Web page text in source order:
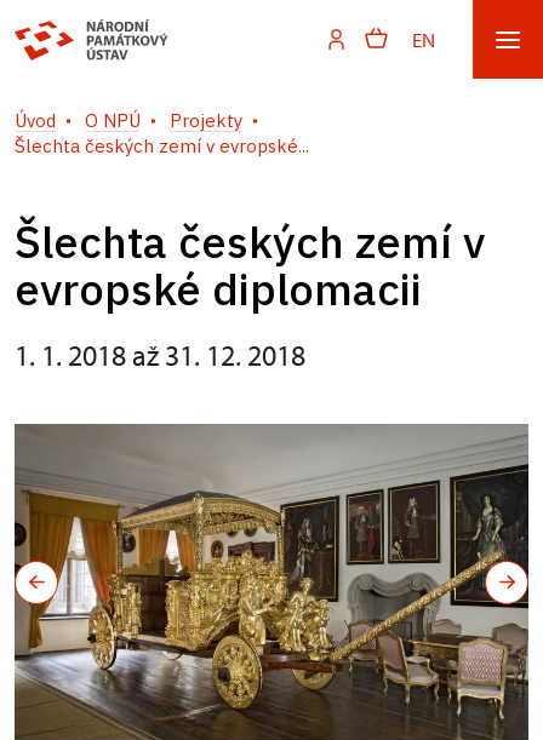
EN
Úvod O NPÚ
Projekty
Šlechta českých zemí v evropské...
Šlechta českých zemí v
evropské diplomacii
1. 1. 2018 až 31. 12. 2018